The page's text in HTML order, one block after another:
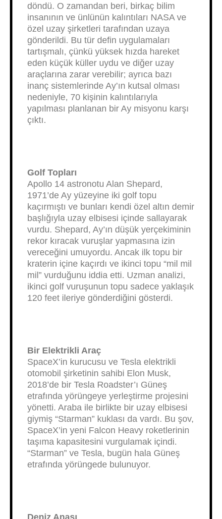
döndü. O zamandan beri, birkaç bilim
insanının ve ünlünün kalıntıları NASA ve
özel uzay şirketleri tarafından uzaya
gönderildi. Bu tür defin uygulamaları
tartışmalı, çünkü yüksek hızda hareket
eden küçük küller uydu ve diğer uzay
araçlarına zarar verebilir; ayrıca bazı
inanç sistemlerinde Ay’ın kutsal olması
nedeniyle, 70 kişinin kalıntılarıyla
yapılması planlanan bir Ay misyonu karşı
çıktı.
Golf Topları
Apollo 14 astronotu Alan Shepard,
1971’de Ay yüzeyine iki golf topu
kaçırmıştı ve bunları kendi özel altın demir
başlığıyla uzay elbisesi içinde sallayarak
vurdu. Shepard, Ay’ın düşük yerçekiminin
rekor kıracak vuruşlar yapmasına izin
vereceğini umuyordu. Ancak ilk topu bir
kraterin içine kaçırdı ve ikinci topu “mil mil
mil” vurduğunu iddia etti. Uzman analizi,
ikinci golf vuruşunun topu sadece yaklaşık
120 feet ileriye gönderdiğini gösterdi.
Bir Elektrikli Araç
SpaceX’in kurucusu ve Tesla elektrikli
otomobil şirketinin sahibi Elon Musk,
2018’de bir Tesla Roadster’ı Güneş
etrafında yörüngeye yerleştirme projesini
yönetti. Araba ile birlikte bir uzay elbisesi
giymiş “Starman” kuklası da vardı. Bu şov,
SpaceX’in yeni Falcon Heavy roketlerinin
taşıma kapasitesini vurgulamak içindi.
“Starman” ve Tesla, bugün hala Güneş
etrafında yörüngede bulunuyor.
Deniz Anası